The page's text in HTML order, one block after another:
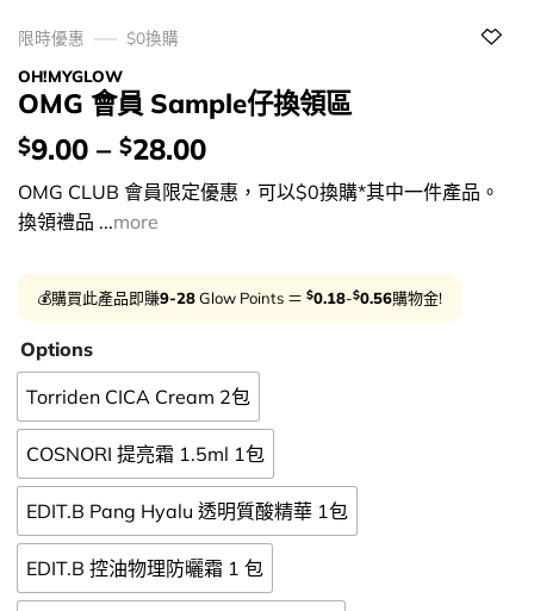
限時優惠
$0換購
OH!MYGLOW
OMG 會員 Sample仔換領區
價
錢：
$9.00 – $28.00
OMG CLUB 會員限定優惠，可以$0換購*其中一件產品。
換領禮品 ...more
💰購買此產品即賺9-28Glow Points ＝ $0.18-$0.56購物金!
Options
Torriden CICA Cream 2包
COSNORI 提亮霜 1.5ml 1包
EDIT.B Pang Hyalu 透明質酸精華 1包
EDIT.B 控油物理防曬霜 1 包